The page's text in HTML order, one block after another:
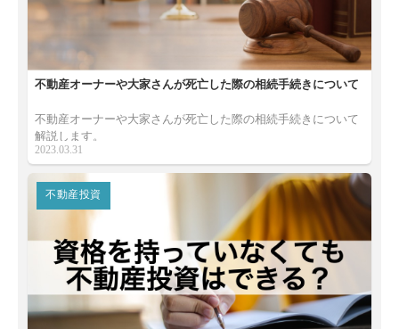
不動産オーナーや大家さんが死亡した際の相続手続きについて
不動産オーナーや大家さんが死亡した際の相続手続きについて
解説します。
2023.03.31
不動産投資